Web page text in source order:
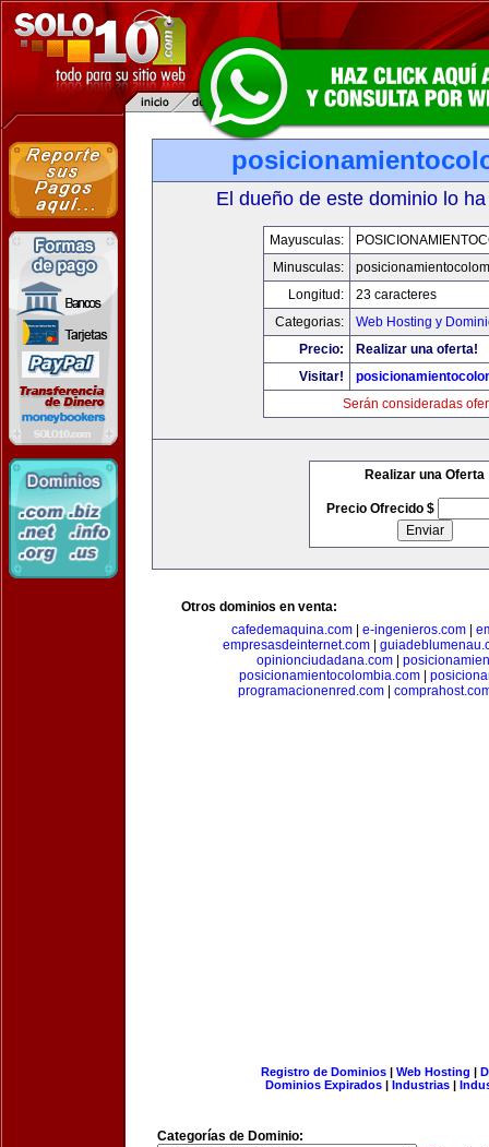
El dueño de este dominio lo
Mayusculas:
Minusculas:
Longitud:
23 caracteres
Categorias:
Web Hosting y
Precio:
Realizar una oferta!
Visitar!
Serán consideradas
Realizar una Oferta
Precio Ofrecido $
Otros dominios en venta:
cafedemaquina.com
e-ingenieros.com
empresasdeinternet.com|
opinionciudadana.com
posicionamientocolombia.com|
programacionenred.com
Registro de Dominios| Web Hosting |
Dominios Expirados | Industrias |
Categorías de Dominio: